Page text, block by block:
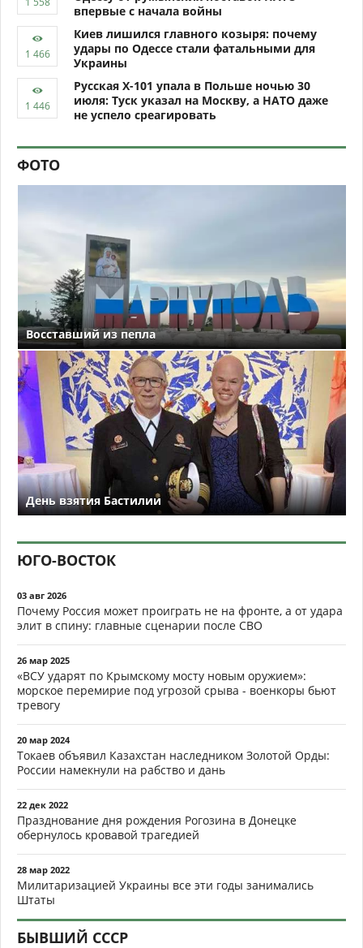
впервые с начала войны
Киев лишился главного козыря: почему
удары по Одессе стали фатальными для
Украины
Русская Х-101 упала в Польше ночью 30
июля: Туск указал на Москву, а НАТО даже
не успело среагировать
ФОТО
Восставший из пепла
День взятия Бастилии
ЮГО-ВОСТОК
03 авг 2026
Почему Россия может проиграть не на фронте, а от удара
элит в спину: главные сценарии после СВО
26 мар 2025
«ВСУ ударят по Крымскому мосту новым оружием»:
морское перемирие под угрозой срыва - военкоры бьют
тревогу
20 мар 2024
Токаев объявил Казахстан наследником Золотой Орды:
России намекнули на рабство и дань
22 дек 2022
Празднование дня рождения Рогозина в Донецке
обернулось кровавой трагедией
28 мар 2022
Милитаризацией Украины все эти годы занимались
Штаты
БЫВШИЙ СССР